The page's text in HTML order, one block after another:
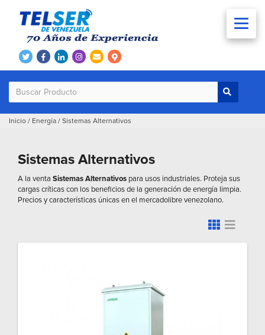
Inicio / Energía / Sistemas Alternativos
Sistemas Alternativos
A la venta Sistemas Alternativos para usos industriales. Proteja sus
cargas críticas con los beneficios de la generación de energía limpia.
Precios y características únicas en el mercadolibre venezolano.